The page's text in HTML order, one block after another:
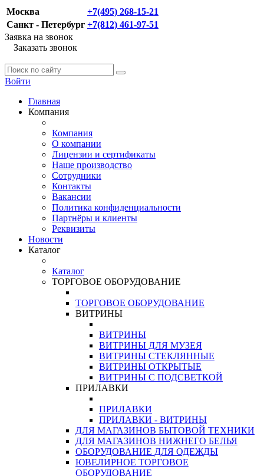
Москва
+7(495) 268-15-21
Санкт - Петербург +7(812) 461-97-51
Заявка на звонок
Заказать звонок
Войти
Главная
Компания
Компания
О компании
Лицензии и сертификаты
Наше производство
Сотрудники
Контакты
Вакансии
Политика конфиденциальности
Партнёры и клиенты
Реквизиты
Новости
Каталог
Каталог
ТОРГОВОЕ ОБОРУДОВАНИЕ
ТОРГОВОЕ ОБОРУДОВАНИЕ
ВИТРИНЫ
ВИТРИНЫ
ВИТРИНЫ ДЛЯ МУЗЕЯ
ВИТРИНЫ СТЕКЛЯННЫЕ
ВИТРИНЫ ОТКРЫТЫЕ
ВИТРИНЫ С ПОДСВЕТКОЙ
ПРИЛАВКИ
ПРИЛАВКИ
ПРИЛАВКИ - ВИТРИНЫ
ДЛЯ МАГАЗИНОВ БЫТОВОЙ ТЕХНИКИ
ДЛЯ МАГАЗИНОВ НИЖНЕГО БЕЛЬЯ
ОБОРУДОВАНИЕ ДЛЯ ОДЕЖДЫ
ЮВЕЛИРНОЕ ТОРГОВОЕ
ОБОРУДОВАНИЕ